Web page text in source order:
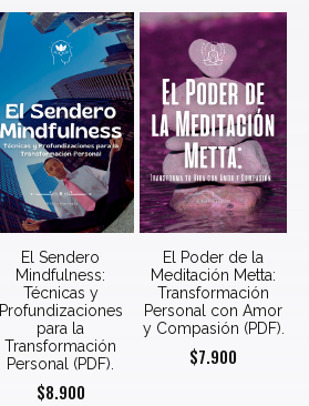
El Sendero
Mindfulness:
Técnicas y
Profundizaciones
para la
Transformación
Personal (PDF).
$8.900
El Poder de la
Meditación Metta:
Transformación
Personal con Amor
y Compasión (PDF).
$7.900